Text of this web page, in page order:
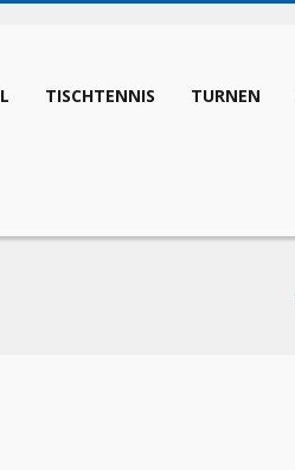
TISCHTENNIS TURNEN